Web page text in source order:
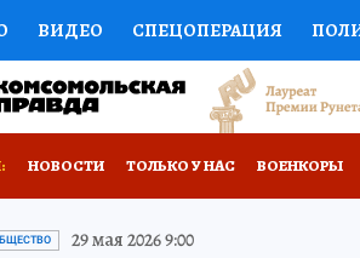
ВИДЕО СПЕЦОПЕРАЦИЯ
НАУКА СПОРТ
НОВОСТИ ТОЛЬКО У НАС ВОЕНКОРЫ
НОВОРОССИЯ АФИША
29 мая 2026 9:00